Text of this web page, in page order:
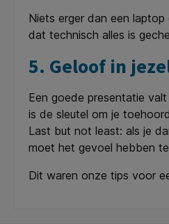
Niets erger dan een
dat technisch alles is
5. Geloof in
Een goede presentatie
is de sleutel om je
Last but not least: als je
moet het gevoel hebben
Dit waren onze tips voor